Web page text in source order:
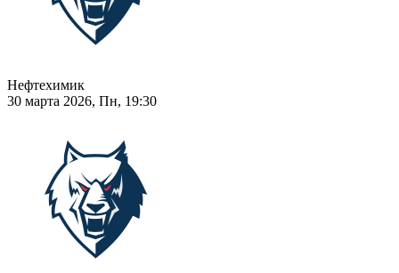
Нефтехимик
30 марта 2026, Пн, 19:30